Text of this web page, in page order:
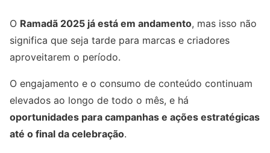
O Ramadã 2025 já está em andamento, mas isso não
significa que seja tarde para marcas e criadores
aproveitarem o período.
O engajamento e o consumo de conteúdo continuam
elevados ao longo de todo o mês, e há
oportunidades para campanhas e ações estratégicas
até o final da celebração.